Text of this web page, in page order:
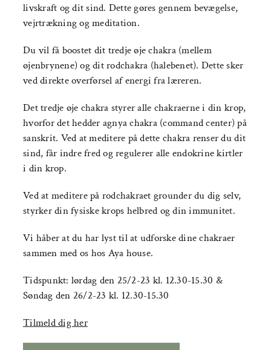
livskraft og dit sind. Dette gøres gennem bevægelse,
vejrtrækning og meditation.
Du vil få boostet dit tredje øje chakra (mellem
øjenbrynene) og dit rodchakra (halebenet). Dette sker
ved direkte overførsel af energi fra læreren.
Det tredje øje chakra styrer alle chakraerne i din krop,
hvorfor det hedder agnya chakra (command center) på
sanskrit. Ved at meditere på dette chakra renser du dit
sind, får indre fred og regulerer alle endokrine kirtler
i din krop.
Ved at meditere på rodchakraet grounder du dig selv,
styrker din fysiske krops helbred og din immunitet.
Vi håber at du har lyst til at udforske dine chakraer
sammen med os hos Aya house.
Tidspunkt: lørdag den 25/2-23 kl. 12.30-15.30 &
Søndag den 26/2-23 kl. 12.30-15.30
Tilmeld dig her